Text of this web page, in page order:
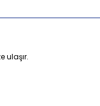
ulaşır.